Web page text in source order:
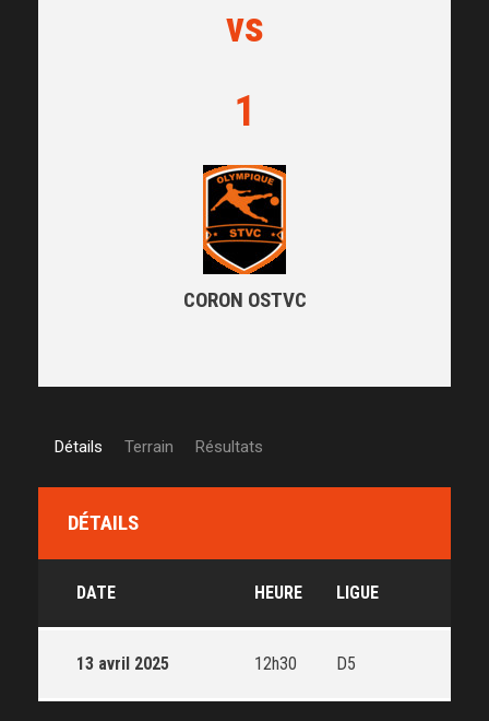
vs
1
CORON OSTVC
Détails Terrain Résultats
DÉTAILS
DATE HEURE LIGUE
13 avril 2025 12h30 D5